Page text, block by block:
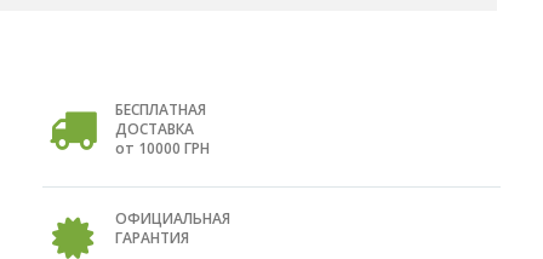
БЕСПЛАТНАЯ
ДОСТАВКА
от 10000 ГРН
ОФИЦИАЛЬНАЯ
ГАРАНТИЯ